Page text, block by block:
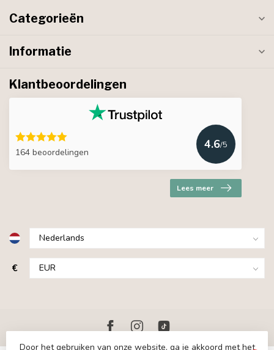
Categorieën
Informatie
Klantbeoordelingen
164 beoordelingen
4.6/5
Lees meer
€
Door het gebruiken van onze website, ga je akkoord met het